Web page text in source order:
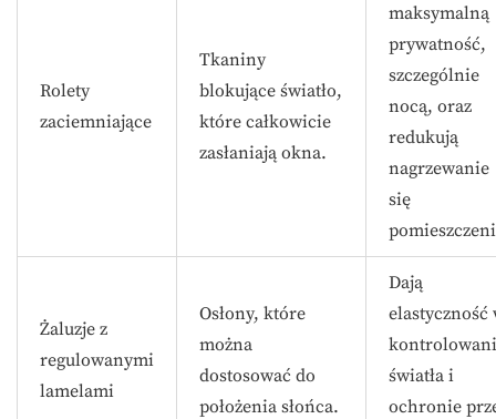
Rolety
zaciemniające
Tkaniny
blokujące światło,
które całkowicie
zasłaniają okna.
maksymalną
prywatność,
szczególnie
nocą, oraz
redukują
nagrzewanie
się
Żaluzje z
regulowanymi
lamelami
Osłony, które
można
dostosować do
położenia słońca.
Dają
elastyczność
światła i
ochronie